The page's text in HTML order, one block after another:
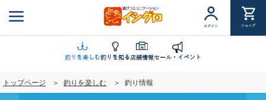
ン
ログイン ショップ
釣りを楽しむ釣りを知る店舗情報セール・イベント
トップページ 釣りを楽しむ 釣り情報